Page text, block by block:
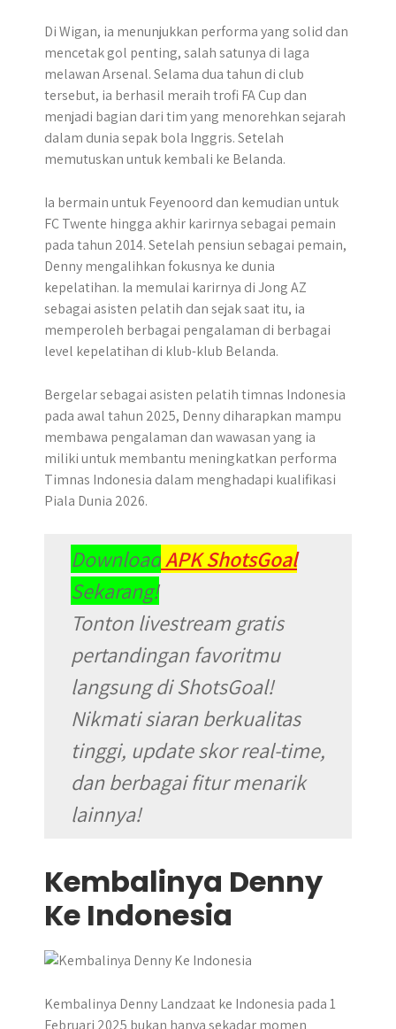
Di Wigan, ia menunjukkan performa yang solid dan
mencetak gol penting, salah satunya di laga
melawan Arsenal. Selama dua tahun di club
tersebut, ia berhasil meraih trofi FA Cup dan
menjadi bagian dari tim yang menorehkan sejarah
dalam dunia sepak bola Inggris. Setelah
memutuskan untuk kembali ke Belanda.
Ia bermain untuk Feyenoord dan kemudian untuk
FC Twente hingga akhir karirnya sebagai pemain
pada tahun 2014. Setelah pensiun sebagai pemain,
Denny mengalihkan fokusnya ke dunia
kepelatihan. Ia memulai karirnya di Jong AZ
sebagai asisten pelatih dan sejak saat itu, ia
memperoleh berbagai pengalaman di berbagai
level kepelatihan di klub-klub Belanda.
Bergelar sebagai asisten pelatih timnas Indonesia
pada awal tahun 2025, Denny diharapkan mampu
membawa pengalaman dan wawasan yang ia
miliki untuk membantu meningkatkan performa
Timnas Indonesia dalam menghadapi kualifikasi
Piala Dunia 2026.
DownloadAPK ShotsGoal
Sekarang!
Tonton livestream gratis
pertandingan favoritmu
langsung di ShotsGoal!
Nikmati siaran berkualitas
tinggi, update skor real-time,
dan berbagai fitur menarik
lainnya!
Kembalinya Denny
Ke Indonesia
​Kembalinya Denny Landzaat ke Indonesia pada 1
Februari 2025 bukan hanya sekadar momen